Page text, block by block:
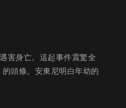
害身亡。這起事件震驚全
頭條。安東尼明白年幼的